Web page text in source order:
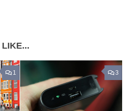
LIKE...
1 3